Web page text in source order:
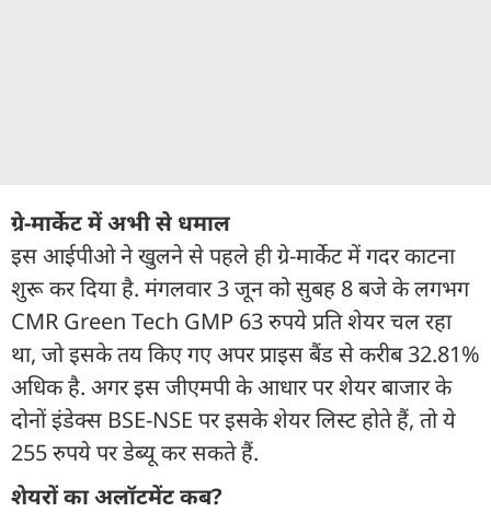
ग्रे-मार्केट में अभी से धमाल
इस आईपीओ ने खुलने से पहले ही ग्रे-मार्केट में गदर काटना
शुरू कर दिया है. मंगलवार 3 जून को सुबह 8 बजे के लगभग
CMR Green Tech GMP 63 रुपये प्रति शेयर चल रहा
था, जो इसके तय किए गए अपर प्राइस बैंड से करीब 32.81%
अधिक है. अगर इस जीएमपी के आधार पर शेयर बाजार के
दोनों इंडेक्स BSE-NSE पर इसके शेयर लिस्ट होते हैं, तो ये
255 रुपये पर डेब्यू कर सकते हैं.
शेयरों का अलॉटमेंट कब?